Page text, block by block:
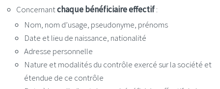
Concernantchaque bénéficiaire effectif:
Nom, nom d’usage, pseudonyme, prénoms
Date et lieu de naissance, nationalité
Adresse personnelle
Nature et modalités du contrôle exercé sur la société et
étendue de ce contrôle